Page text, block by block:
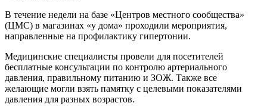
В течение недели на базе «Центров местного сообщества»
(ЦМС) в магазинах «у дома» проходили мероприятия,
направленные на профилактику гипертонии.
Медицинские специалисты провели для посетителей
бесплатные консультации по контролю артериального
давления, правильному питанию и ЗОЖ. Также все
желающие могли взять памятку с целевыми показателями
давления для разных возрастов.